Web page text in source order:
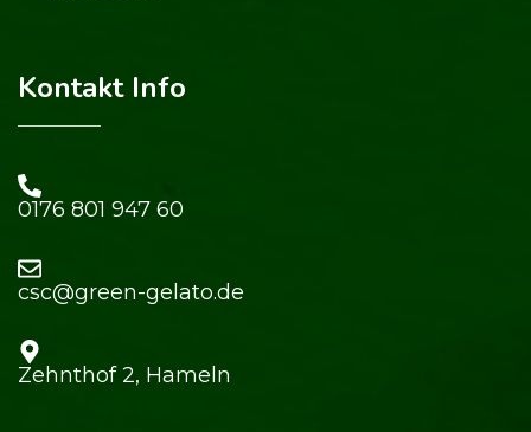
Kontakt Info
0176 801 947 60​
csc@green-gelato.de
Zehnthof 2, Hameln